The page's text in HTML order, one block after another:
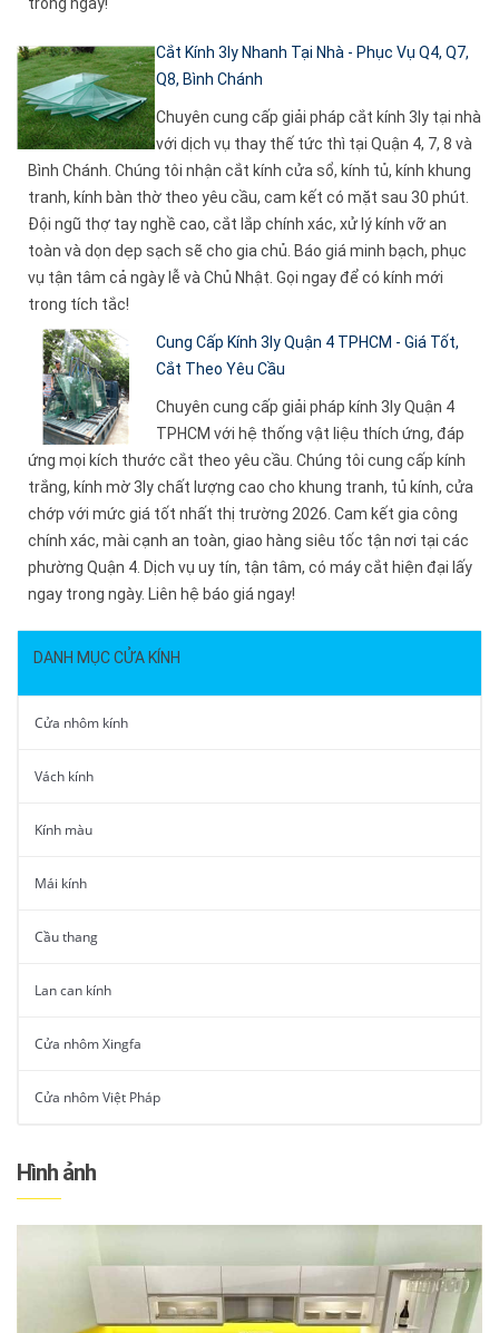
trong ngày!
Cắt Kính 3ly Nhanh Tại Nhà - Phục Vụ Q4, Q7,
Q8, Bình Chánh
Chuyên cung cấp giải pháp cắt kính 3ly tại nhà
với dịch vụ thay thế tức thì tại Quận 4, 7, 8 và
Bình Chánh. Chúng tôi nhận cắt kính cửa sổ, kính tủ, kính khung
tranh, kính bàn thờ theo yêu cầu, cam kết có mặt sau 30 phút.
Đội ngũ thợ tay nghề cao, cắt lắp chính xác, xử lý kính vỡ an
toàn và dọn dẹp sạch sẽ cho gia chủ. Báo giá minh bạch, phục
vụ tận tâm cả ngày lễ và Chủ Nhật. Gọi ngay để có kính mới
trong tích tắc!
Cung Cấp Kính 3ly Quận 4 TPHCM - Giá Tốt,
Cắt Theo Yêu Cầu
Chuyên cung cấp giải pháp kính 3ly Quận 4
TPHCM với hệ thống vật liệu thích ứng, đáp
ứng mọi kích thước cắt theo yêu cầu. Chúng tôi cung cấp kính
trắng, kính mờ 3ly chất lượng cao cho khung tranh, tủ kính, cửa
chớp với mức giá tốt nhất thị trường 2026. Cam kết gia công
chính xác, mài cạnh an toàn, giao hàng siêu tốc tận nơi tại các
phường Quận 4. Dịch vụ uy tín, tận tâm, có máy cắt hiện đại lấy
ngay trong ngày. Liên hệ báo giá ngay!
DANH MỤC CỬA KÍNH
Cửa nhôm kính
Vách kính
Kính màu
Mái kính
Cầu thang
Lan can kính
Cửa nhôm Xingfa
Cửa nhôm Việt Pháp
Hình ảnh